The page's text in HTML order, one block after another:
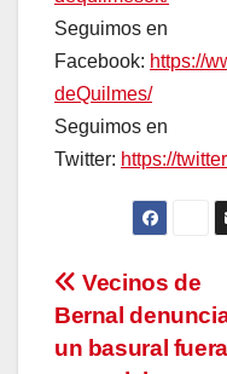
Seguimos en
Facebook: https://
deQuilmes/
Seguimos en
Twitter: https://
de
Vecinos de
Bernal
un basural